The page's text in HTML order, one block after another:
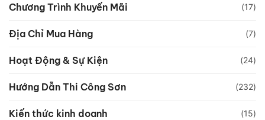
Chương Trình Khuyến Mãi (17)
Địa Chỉ Mua Hàng (7)
Hoạt Động & Sự Kiện (24)
Hướng Dẫn Thi Công Sơn (232)
Kiến thức kinh doanh (15)